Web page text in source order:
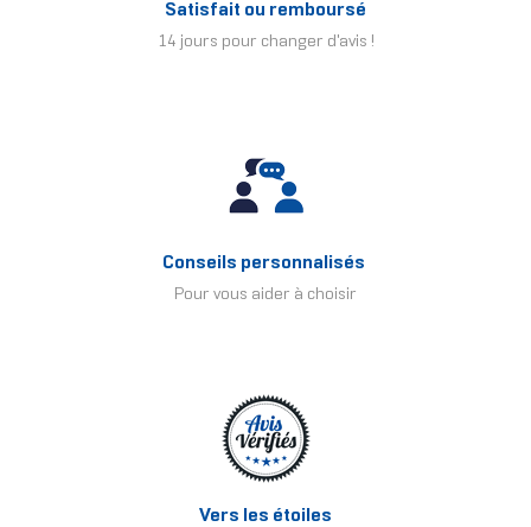
Satisfait ou remboursé
14 jours pour changer d'avis !
Conseils personnalisés
Pour vous aider à choisir
Vers les étoiles